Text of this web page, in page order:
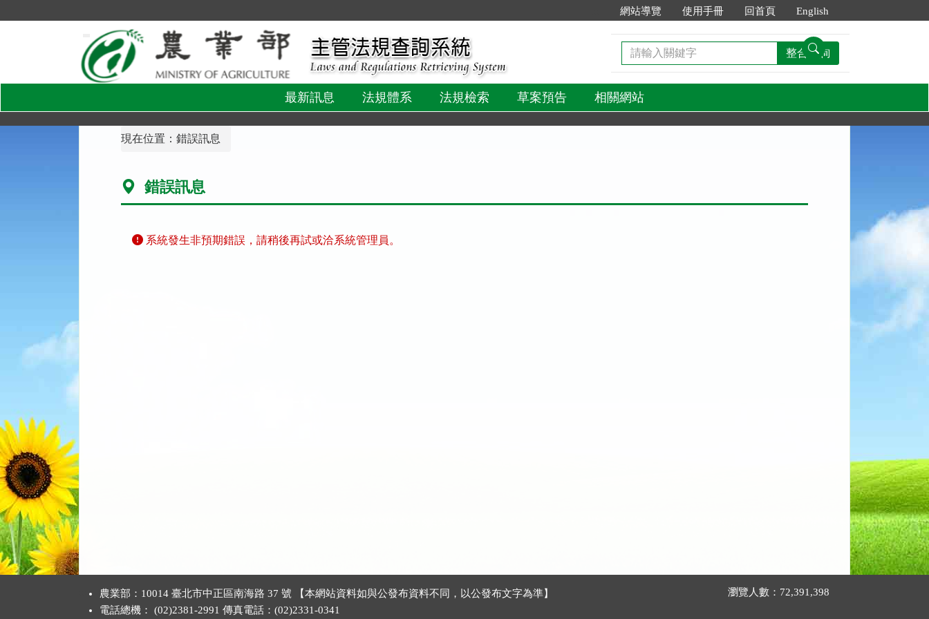
到
區
網站導覽 使用手冊 回首頁 English
請
輸
關
鍵
字
整合查詢
最新訊息 法規體系 法規檢索 草案預告 相關網站
現在位置：錯誤訊息
錯誤訊息
系統發生非預期錯誤，請稍後再試或洽系統管理員。
農業部：10014 臺北市中正區南海路 37 號 【本網站資料如與公發布資料不同，以公發布文字為準】
電話總機： (02)2381-2991 傳真電話：(02)2331-0341
瀏覽人數：72,391,398